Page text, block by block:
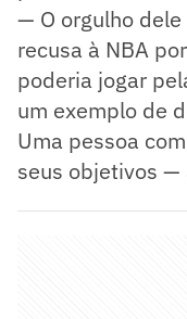
— O orgulho
recusa à NBA
poderia jogar
um exemplo de
Uma pessoa
seus objetivos —